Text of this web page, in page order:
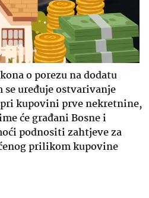
o porezu na dodatu
uređuje ostvarivanje
kupovini prve nekretnine,
će građani Bosne i
podnositi zahtjeve za
prilikom kupovine